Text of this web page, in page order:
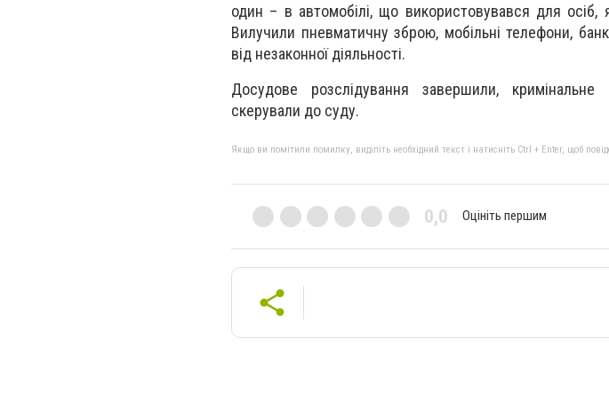
один – в автомобілі, що використовувався для осіб,
Вилучили пневматичну зброю, мобільні телефони,
від незаконної діяльності.
Досудове розслідування завершили,
скерували до суду.
Якщо ви помітили помилку, виділіть необхідний текст і натисніть Ctrl + Enter, щоб
0,0 Оцініть першим